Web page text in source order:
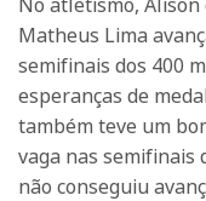
Matheus Lima
semifinais dos 400
esperanças de
também teve um
vaga nas semifinais
não conseguiu